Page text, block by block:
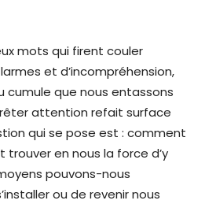
mots qui firent couler
et d’incompréhension,
que nous entassons
attention refait surface
qui se pose est : comment
en nous la force d’y
pouvons-nous
ou de revenir nous